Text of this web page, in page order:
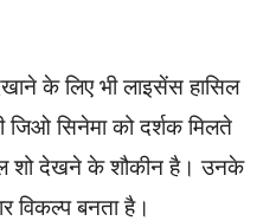
के लिए भी लाइसेंस हासिल
जिओ सिनेमा को दर्शक मिलते
शो देखने के शौकीन है। उनके
विकल्प बनता है।